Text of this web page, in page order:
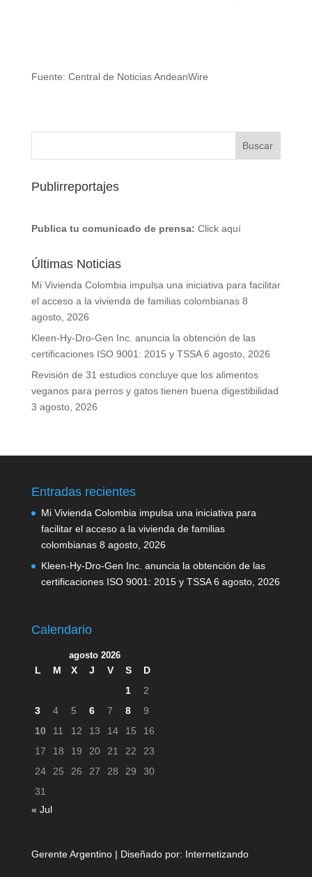
Fuente: Central de Noticias AndeanWire
Publirreportajes
Publica tu comunicado de prensa: Click aquí
Últimas Noticias
Mi Vivienda Colombia impulsa una iniciativa para facilitar
el acceso a la vivienda de familias colombianas 8
agosto, 2026
Kleen-Hy-Dro-Gen Inc. anuncia la obtención de las
certificaciones ISO 9001: 2015 y TSSA 6 agosto, 2026
Revisión de 31 estudios concluye que los alimentos
veganos para perros y gatos tienen buena digestibilidad
3 agosto, 2026
Entradas recientes
Mi Vivienda Colombia impulsa una iniciativa para
facilitar el acceso a la vivienda de familias
colombianas 8 agosto, 2026
Kleen-Hy-Dro-Gen Inc. anuncia la obtención de las
certificaciones ISO 9001: 2015 y TSSA 6 agosto, 2026
Calendario
agosto 2026
L M X J V S
D
1
2
3
4 5 6 7 8
9
10
11 12 13 14 15
16
17
18 19 20 21 22
23
24
25 26 27 28 29
30
31
« Jul
Gerente Argentino | Diseñado por: Internetizando